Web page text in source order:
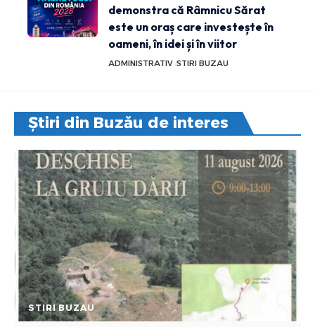
demonstra că Râmnicu Sărat
este un oraș care investește în
oameni, în idei și în viitor
ADMINISTRATIV STIRI BUZAU
Știri din Buzău de interes
STIRI BUZAU